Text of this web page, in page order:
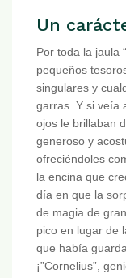
Un
Por toda la jaula
pequeños
singulares y
garras. Y si veía
ojos le brillaban
generoso y
ofreciéndoles
la encina que
día en que la
de magia de
pico en lugar de
que había
¡”Cornelius”,